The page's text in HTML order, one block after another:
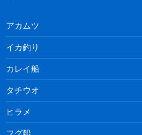
アカムツ
イカ釣り
カレイ船
タチウオ
ヒラメ
フグ船